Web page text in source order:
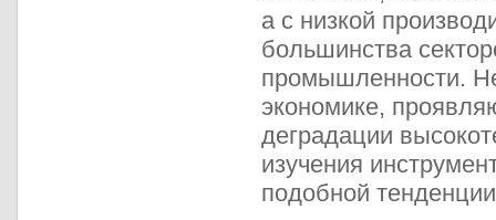
а с низкой
большинства
промышленности.
экономике,
деградации
изучения
подобной